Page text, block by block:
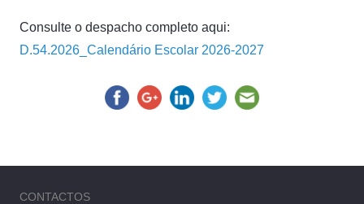
Consulte o despacho completo aqui:
D.54.2026_Calendário Escolar 2026-2027
CONTACTOS